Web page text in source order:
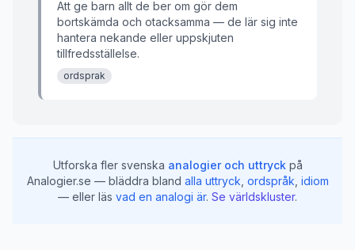
Att ge barn allt de ber om gör dem
bortskämda och otacksamma — de lär sig inte
hantera nekande eller uppskjuten
tillfredsställelse.
ordsprak
Utforska fler svenska analogier och uttryck på
Analogier.se — bläddra bland alla uttryck ordspråk idiom
— eller läs vad en analogi är. Se världskluster.